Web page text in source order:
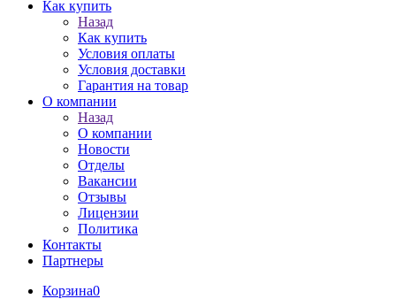
Как купить
Назад
Как купить
Условия оплаты
Условия доставки
Гарантия на товар
О компании
Назад
О компании
Новости
Отделы
Вакансии
Отзывы
Лицензии
Политика
Контакты
Партнеры
Корзина0